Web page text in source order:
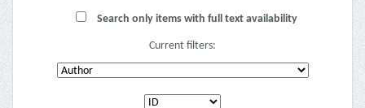
Search only items with full text availability
Current filters: